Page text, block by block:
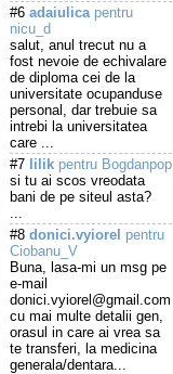
#6 adaiulicapentru
nicu_d
salut, anul trecut nu a
fost nevoie de echivalare
de diploma cei de la
universitate ocupanduse
personal, dar trebuie sa
intrebi la universitatea
care ...
#7 lilik pentru Bogdanpop
si tu ai scos vreodata
bani de pe siteul asta?
...
#8 donici.vyiorel pentru
Ciobanu_V
Buna, lasa-mi un msg pe
e-mail
donici.vyiorel@gmail.com
cu mai multe detalii gen,
orasul in care ai vrea sa
te transferi, la medicina
generala/dentara...